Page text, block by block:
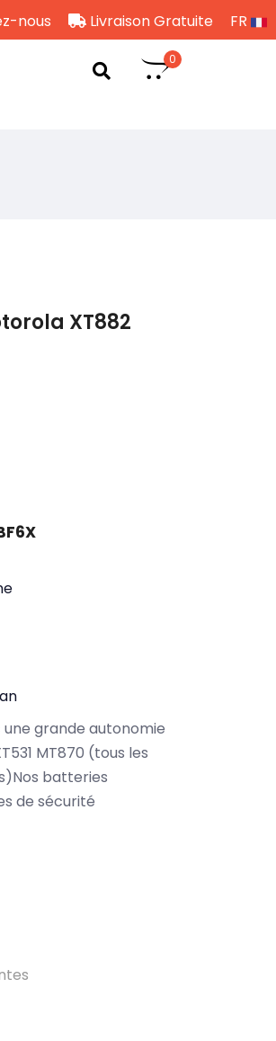
nous Livraison Gratuite FR
0
XT882
grande autonomie
MT870 (tous les
batteries
de sécurité